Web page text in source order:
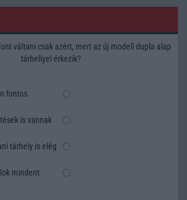
váltani csak azért, mert az új modell dupla alap
tárhellyel érkezik?
fontos
is vannak
tárhely is elég
mindent